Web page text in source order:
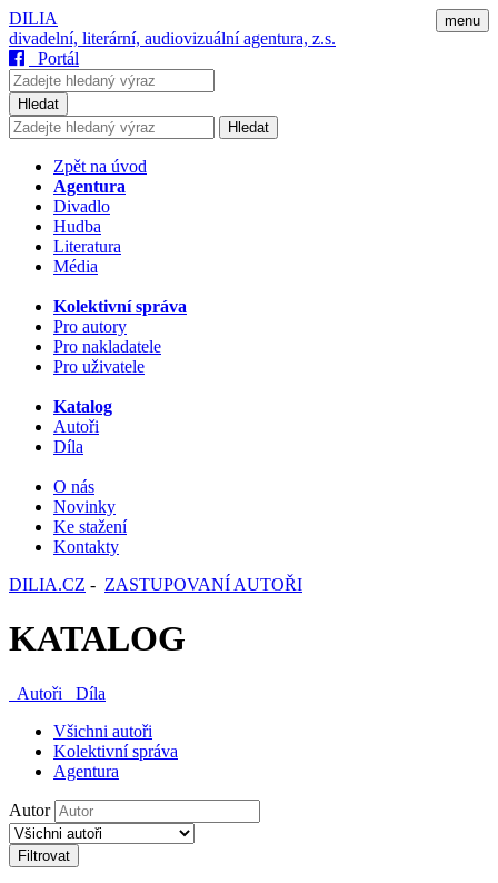
menu
DILIA
divadelní, literární, audiovizuální agentura, z.s.
Portál
Hledat
Hledat
Zpět na úvod
Agentura
Divadlo
Hudba
Literatura
Média
Kolektivní správa
Pro autory
Pro nakladatele
Pro uživatele
Katalog
Autoři
Díla
O nás
Novinky
Ke stažení
Kontakty
DILIA.CZ - ZASTUPOVANÍ AUTOŘI
KATALOG
Autoři
Díla
Všichni autoři
Kolektivní správa
Agentura
Autor
Filtrovat